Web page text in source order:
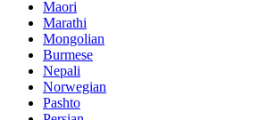
Maori
Marathi
Mongolian
Burmese
Nepali
Norwegian
Pashto